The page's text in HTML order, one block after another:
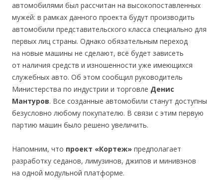
автомобилями был рассчитан на высокопоставленных
мужей: в рамках данного проекта будут производить
автомобили представительского класса специально для
первых лиц страны. Однако обязательным переход
на новые машины не сделают, всё будет зависеть
от наличия средств и изношенности уже имеющихся
служебных авто. Об этом сообщил руководитель
Министерства по индустрии и торговле Денис
Мантуров. Все созданные автомобили станут доступны
безусловно любому покупателю. В связи с этим первую
партию машин было решено увеличить.
Напомним, что проект «Кортеж» предполагает
разработку седанов, лимузинов, джипов и минивэнов
на одной модульной платформе.